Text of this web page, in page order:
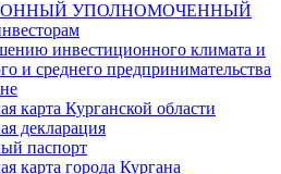
УПОЛНОМОЧЕННЫЙ
инвестиционного климата и
и среднего предпринимательства
карта Курганской области
декларация
паспорт
карта города Кургана